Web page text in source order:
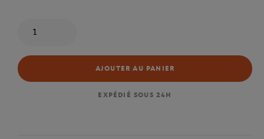
AJOUTER AU PANIER
EXPÉDIÉ SOUS 24H